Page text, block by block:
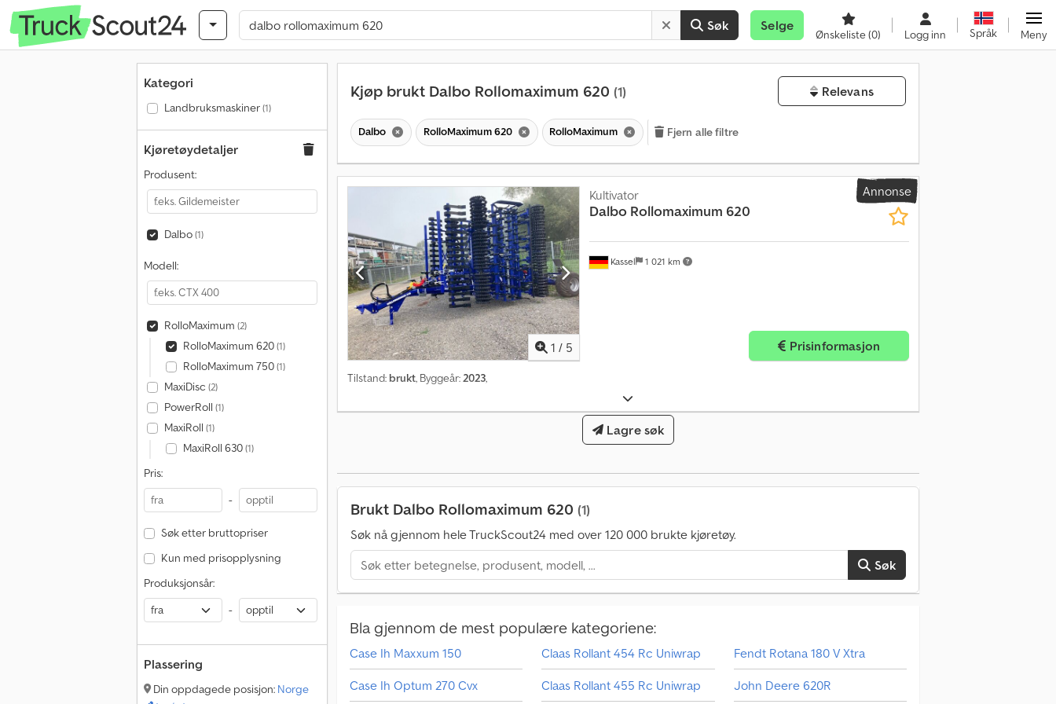
Søk Selge
Ønskeliste(0) Logg inn Språk Meny
Kategori
Landbruksmaskiner(1)
Kjøretøydetaljer
Produsent:
Dalbo(1)
Modell:
RolloMaximum (2)
RolloMaximum 620(1)
RolloMaximum 750(1)
MaxiDisc (2)
PowerRoll (1)
MaxiRoll (1)
MaxiRoll 630(1)
Pris:
-
Søk etter bruttopriser
Kun med prisopplysning
Produksjonsår:
-
Plassering
Din oppdagede posisjon: Norge
Kjøp brukt Dalbo Rollomaximum 620 (1) Relevans
Dalbo RolloMaximum 620 RolloMaximum Fjern alle filtre
Annonse
1 / 5
Kassel 1 021 km
Kultivator
Dalbo Rollomaximum 620
Prisinformasjon
Tilstand: brukt, Byggeår:2023,
Lagre søk
Brukt Dalbo Rollomaximum 620 (1)
Søk nå gjennom hele TruckScout24 med over 120 000 brukte kjøretøy.
Søk
Bla gjennom de mest populære kategoriene:
Case Ih Maxxum 150
Case Ih Optum 270 Cvx
Claas Rollant 454 Rc Uniwrap
Claas Rollant 455 Rc Uniwrap
Fendt Rotana 180 V Xtra
John Deere 620R
K
j
ø